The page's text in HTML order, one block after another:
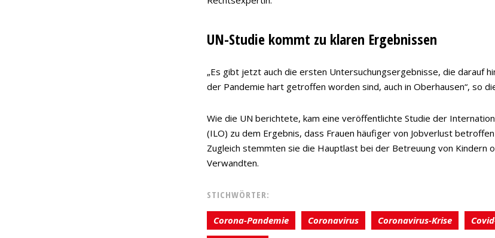
UN-Studie kommt zu klaren Ergebnissen
„Es gibt jetzt auch die ersten Untersuchungsergebnisse, die darauf
der Pandemie hart getroffen worden sind, auch in Oberhausen“, so
Wie die UN berichtete, kam eine veröffentlichte Studie der
(ILO) zu dem Ergebnis, dass Frauen häufiger von Jobverlust
Zugleich stemmten sie die Hauptlast bei der Betreuung von Kindern
Verwandten.
STICHWÖRTER:
Corona-Pandemie Coronavirus Coronavirus-Krise